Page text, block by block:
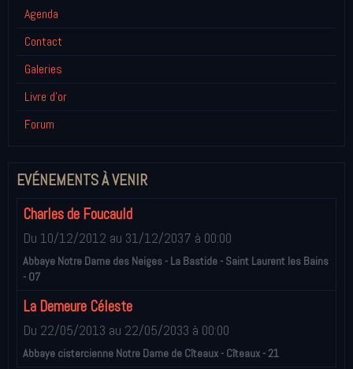
Agenda
Contact
Galeries
Livre d'or
Forum
EVÉNEMENTS À VENIR
Charles de Foucauld
Du 10/12/2012 au 31/12/2037 à 00:00
Abbaye Notre Dame des Neiges - La Bastide - Saint Laurent les Bains
- 07
La Demeure Céleste
Du 22/05/2013 au 22/05/2033 à 00:00
Abbaye cistercienne Notre Dame de Cîteaux - Cîteaux - 21